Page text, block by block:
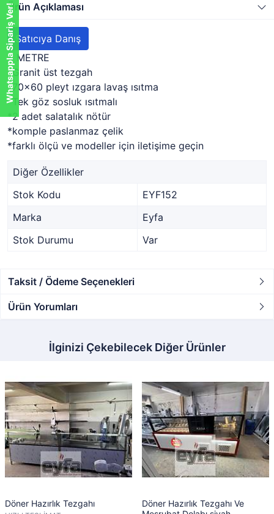
Ürün Açıklaması
Satıcıya Danış
4 METRE
*Granit üst tezgah
*70x60 pleyt ızgara lavaş ısıtma
*Tek göz sosluk ısıtmalı
*2 adet salatalık nötür
*komple paslanmaz çelik
*farklı ölçü ve modeller için iletişime geçin
Diğer Özellikler
Stok Kodu
EYF152
Marka
Eyfa
Stok Durumu
Var
Taksit / Ödeme Seçenekleri
Ürün Yorumları
İlginizi Çekebilecek Diğer Ürünler
Döner Hazırlık Tezgahı
Döner Hazırlık Tezgahı Ve
Whatsappla Sipariş Ver!